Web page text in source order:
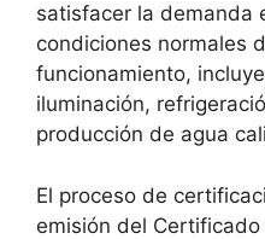
satisfacer la demanda
condiciones normales
funcionamiento,
iluminación,
producción de agua
El proceso de
emisión del Certificado